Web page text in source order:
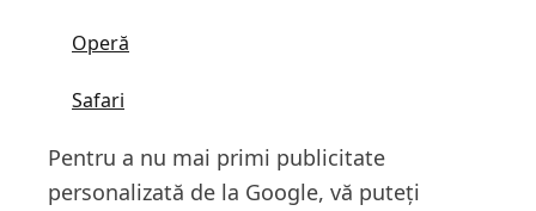
Operă
Safari
Pentru a nu mai primi publicitate
personalizată de la Google, vă puteți